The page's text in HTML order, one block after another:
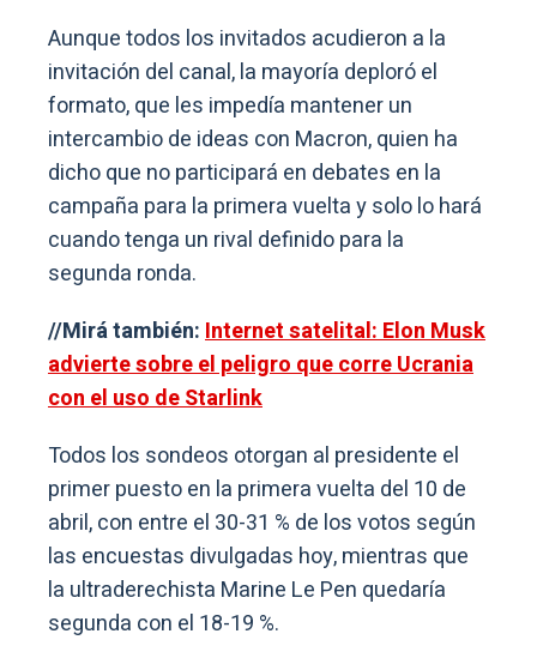
Aunque todos los invitados acudieron a la
invitación del canal, la mayoría deploró el
formato, que les impedía mantener un
intercambio de ideas con Macron, quien ha
dicho que no participará en debates en la
campaña para la primera vuelta y solo lo hará
cuando tenga un rival definido para la
segunda ronda.
//Mirá también:Internet satelital: Elon Musk
advierte sobre el peligro que corre Ucrania
con el uso de Starlink
Todos los sondeos otorgan al presidente el
primer puesto en la primera vuelta del 10 de
abril, con entre el 30-31 % de los votos según
las encuestas divulgadas hoy, mientras que
la ultraderechista Marine Le Pen quedaría
segunda con el 18-19 %.